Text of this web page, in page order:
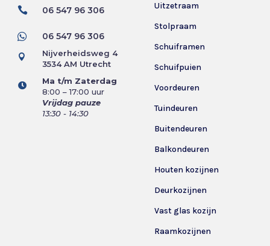
 06 547 96 306
 06 547 96 306

Nijverheidsweg 4
3534 AM Utrecht

Ma t/m Zaterdag
8:00 – 17:00 uur
Vrijdag pauze
13:30 - 14:30
Uitzetraam
Stolpraam
Schuiframen
Schuifpuien
Voordeuren
Tuindeuren
Buitendeuren
Balkondeuren
Houten kozijnen
Deurkozijnen
Vast glas kozijn
Raamkozijnen